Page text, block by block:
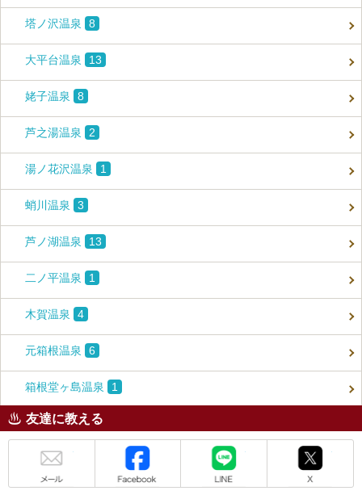
塔ノ沢温泉 8
大平台温泉 13
姥子温泉 8
芦之湯温泉 2
湯ノ花沢温泉 1
蛸川温泉 3
芦ノ湖温泉 13
二ノ平温泉 1
木賀温泉 4
元箱根温泉 6
箱根堂ヶ島温泉 1
友達に教える